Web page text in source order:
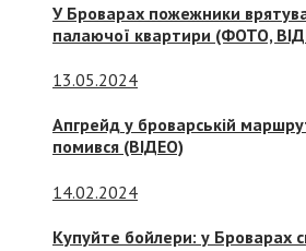
У Броварах пожежники
палаючої квартири (ФОТО,
13.05.2024
Апгрейд у броварській
помився (ВІДЕО)
14.02.2024
Купуйте бойлери: у Броварах